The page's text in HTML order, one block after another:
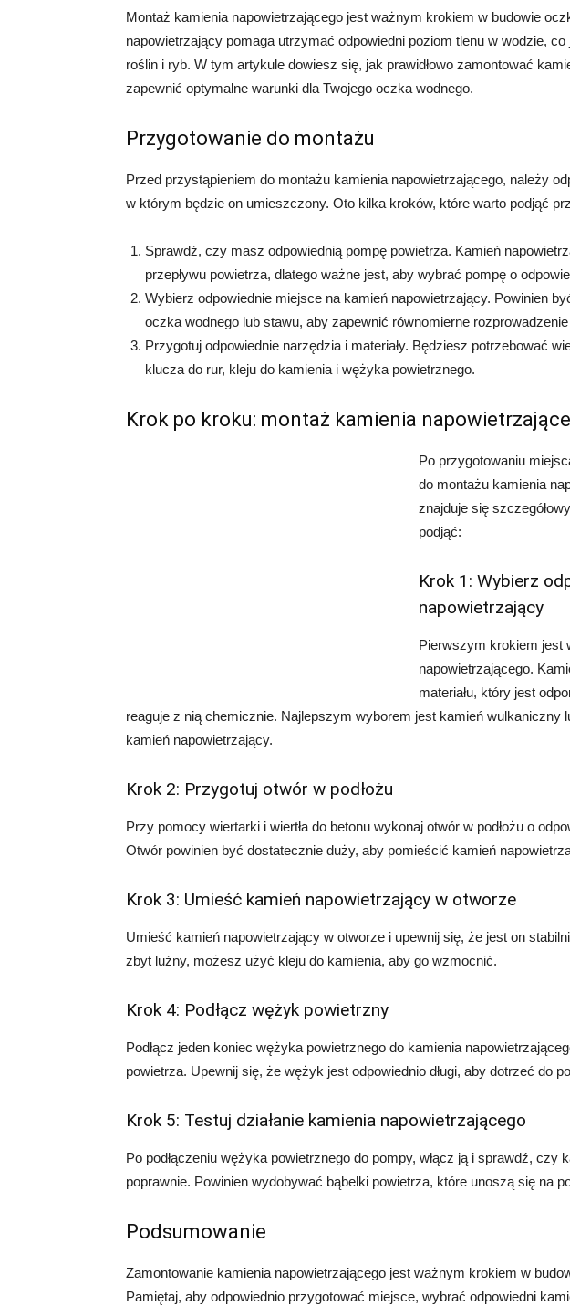
Montaż kamienia napowietrzającego jest ważnym krokiem w budowie
napowietrzający pomaga utrzymać odpowiedni poziom tlenu w wodzie,
roślin i ryb. W tym artykule dowiesz się, jak prawidłowo zamontować
zapewnić optymalne warunki dla Twojego oczka wodnego.
Przygotowanie do montażu
Przed przystąpieniem do montażu kamienia napowietrzającego, należy
w którym będzie on umieszczony. Oto kilka kroków, które warto podjąć
Sprawdź, czy masz odpowiednią pompę powietrza. Kamień
przepływu powietrza, dlatego ważne jest, aby wybrać pompę o
Wybierz odpowiednie miejsce na kamień napowietrzający. Powinien
oczka wodnego lub stawu, aby zapewnić równomierne
Przygotuj odpowiednie narzędzia i materiały. Będziesz potrzebować
klucza do rur, kleju do kamienia i wężyka powietrznego.
Krok po kroku: montaż kamienia
Po przygotowaniu
do montażu kamienia
znajduje się
podjąć:
Krok 1: Wybierz
napowietrzający
Pierwszym krokiem jest
napowietrzającego.
materiału, który jest
reaguje z nią chemicznie. Najlepszym wyborem jest kamień wulkaniczny
kamień napowietrzający.
Krok 2: Przygotuj otwór w podłożu
Przy pomocy wiertarki i wiertła do betonu wykonaj otwór w podłożu o
Otwór powinien być dostatecznie duży, aby pomieścić kamień
Krok 3: Umieść kamień napowietrzający w otworze
Umieść kamień napowietrzający w otworze i upewnij się, że jest on
zbyt luźny, możesz użyć kleju do kamienia, aby go wzmocnić.
Krok 4: Podłącz wężyk powietrzny
Podłącz jeden koniec wężyka powietrznego do kamienia
powietrza. Upewnij się, że wężyk jest odpowiednio długi, aby dotrzeć do
Krok 5: Testuj działanie kamienia napowietrzającego
Po podłączeniu wężyka powietrznego do pompy, włącz ją i sprawdź, czy
poprawnie. Powinien wydobywać bąbelki powietrza, które unoszą się na
Podsumowanie
Zamontowanie kamienia napowietrzającego jest ważnym krokiem w
Pamiętaj, aby odpowiednio przygotować miejsce, wybrać odpowiedni